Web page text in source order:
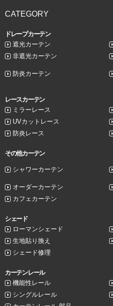
CATEGORY
ドレープカーテン
遮光カーテン
非遮光カーテン
防炎カーテン
レースカーテン
ミラーレース
UVカットレース
防炎レース
その他カーテン
シャワーカーテン
オーダーカーテン
カフェカーテン
シェード
ローマンシェード
生地貼り換え
シェード修理
カーテンレール
機能性レール
シングルレール